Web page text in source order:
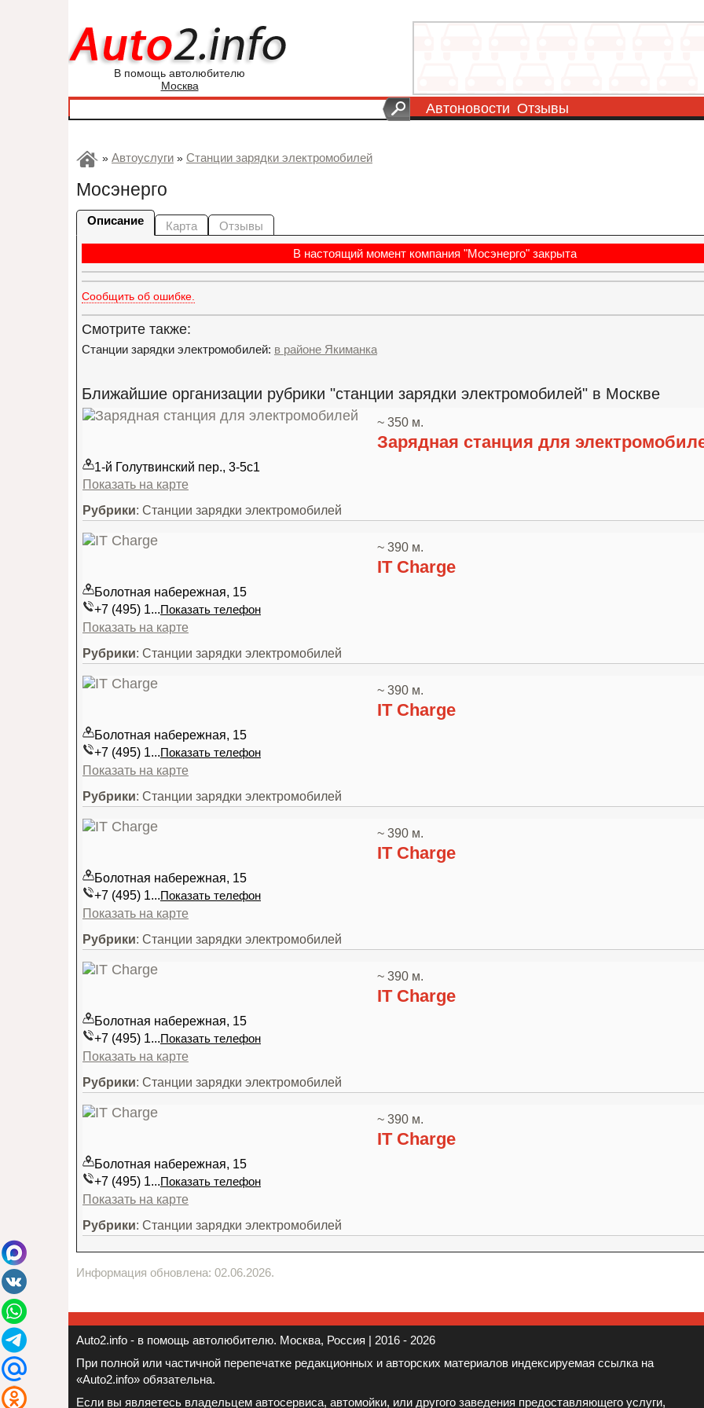
В помощь автолюбителю
Москва
Автоновости Отзывы
» Автоуслуги » Станции зарядки электромобилей
Мосэнерго
Описание Карта Отзывы
В настоящий момент компания "Мосэнерго" закрыта
Сообщить об ошибке.
Смотрите также:
Станции зарядки электромобилей: в районе Якиманка
Ближайшие организации рубрики "станции зарядки электромобилей" в Москве
~ 350 м.
Зарядная станция для
1-й Голутвинский пер., 3-5с1
Показать на карте
Рубрики: Станции зарядки электромобилей
~ 390 м.
IT Charge
Болотная набережная, 15
+7 (495) 1...Показать телефон
Показать на карте
Рубрики: Станции зарядки электромобилей
~ 390 м.
IT Charge
Болотная набережная, 15
+7 (495) 1...Показать телефон
Показать на карте
Рубрики: Станции зарядки электромобилей
~ 390 м.
IT Charge
Болотная набережная, 15
+7 (495) 1...Показать телефон
Показать на карте
Рубрики: Станции зарядки электромобилей
~ 390 м.
IT Charge
Болотная набережная, 15
+7 (495) 1...Показать телефон
Показать на карте
Рубрики: Станции зарядки электромобилей
~ 390 м.
IT Charge
Болотная набережная, 15
+7 (495) 1...Показать телефон
Показать на карте
Рубрики: Станции зарядки электромобилей
Информация обновлена: 02.06.2026.
Auto2.info - в помощь автолюбителю. Москва, Россия | 2016 - 2026
При полной или частичной перепечатке редакционных и авторских материалов индексируемая ссылка на
«Auto2.info» обязательна.
Если вы являетесь владельцем автосервиса, автомойки, или другого заведения предоставляющего услуги,